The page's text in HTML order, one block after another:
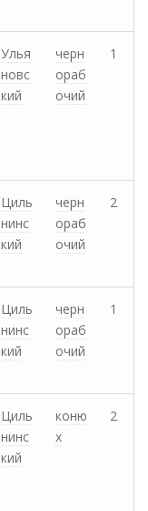
Улья
новс
кий
черн
ораб
очий
1
Циль
нинс
кий
черн
ораб
очий
2
Циль
нинс
кий
черн
ораб
очий
1
Циль
нинс
кий
коню
х
2